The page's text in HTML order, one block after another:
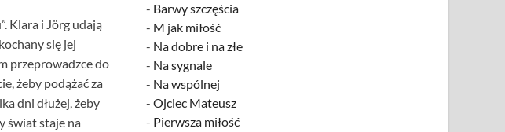
Klara i Jörg udają
się jej
przeprowadzce do
żeby podążać za
dni dłużej, żeby
świat staje na
- Barwy szczęścia
- M jak miłość
- Na dobre i na złe
- Na sygnale
- Na wspólnej
-Ojciec Mateusz
- Pierwsza miłość